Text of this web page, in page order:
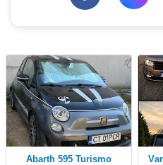
Abarth 595 Turismo
Vand Land Rover Range